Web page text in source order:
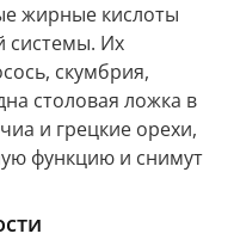
жирные кислоты
системы. Их
скумбрия,
столовая ложка в
и грецкие орехи,
функцию и снимут